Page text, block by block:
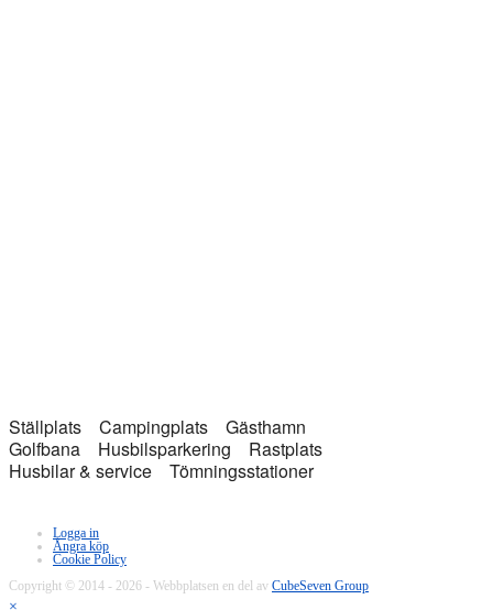
Ställplats Campingplats
Gästhamn
Golfbana
Husbilsparkering
Rastplats
Husbilar & service
Tömningsstationer
Logga in
Ångra köp
Cookie Policy
Copyright © 2014 - 2026 - Webbplatsen en del av CubeSeven Group
×